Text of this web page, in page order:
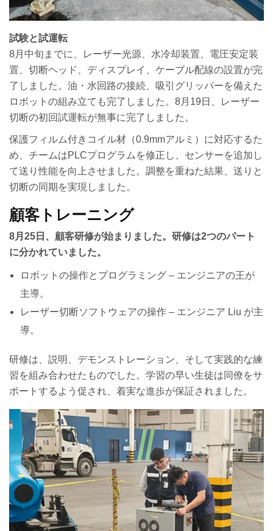
試験と試運転
8月中旬までに、レーザー光源、水冷却装置、電圧安定装
置、切断ヘッド、ディスプレイ、ケーブル配線の設置が完
了しました。油・水回路の接続、吸引グリッパーを備えた
ロボットの組み立ても完了しました。8月19日、レーザー
切断の初回試運転が無事に完了しました。
保護フィルム付きコイル材（0.9mmアルミ）に対応するた
め、チームはPLCプログラムを修正し、センサーを追加し
て送り性能を向上させました。調整を重ねた結果、送りと
切断の同期を実現しました。
顧客トレーニング
8月25日、顧客研修が始まりました。研修は2つのパート
に分かれていました。
ロボットの操作とプログラミング – エンジニアの王が
主導。
レーザー切断ソフトウェアの操作 – エンジニア Liu が主
導。
研修は、説明、デモンストレーション、そして実践的な練
習を組み合わせたものでした。学習の早い生徒は同僚をサ
ポートするよう促され、着実な進歩が保証されました。